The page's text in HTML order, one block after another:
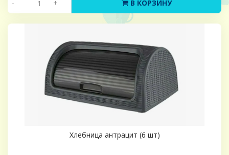
- + В КОРЗИНУ
Хлебница антрацит (6 шт)